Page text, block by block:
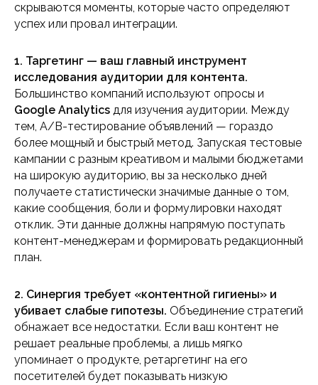
скрываются моменты, которые часто определяют
успех или провал интеграции.
1. Таргетинг — ваш главный инструмент
исследования аудитории для контента.
Большинство компаний используют опросы и
Google Analytics для изучения аудитории. Между
тем, A/B-тестирование объявлений — гораздо
более мощный и быстрый метод. Запуская тестовые
кампании с разным креативом и малыми бюджетами
на широкую аудиторию, вы за несколько дней
получаете статистически значимые данные о том,
какие сообщения, боли и формулировки находят
отклик. Эти данные должны напрямую поступать
контент-менеджерам и формировать редакционный
план.
2. Синергия требует «контентной гигиены» и
убивает слабые гипотезы. Объединение стратегий
обнажает все недостатки. Если ваш контент не
решает реальные проблемы, а лишь мягко
упоминает о продукте, ретаргетинг на его
посетителей будет показывать низкую